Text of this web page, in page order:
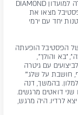
מצאו את
יחד עם ירמי
הפסטיבל הופעתה
"בא והולך",
עם גיטרה
חושבת על שלג"'
בהמשך, דנה
דואטים מרגשים.
לרדיו. היה מרגש,